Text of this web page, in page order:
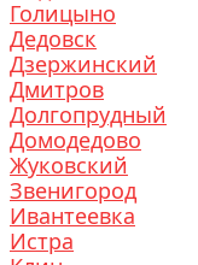
Голицыно
Дедовск
Дзержинский
Дмитров
Долгопрудный
Домодедово
Жуковский
Звенигород
Ивантеевка
Истра